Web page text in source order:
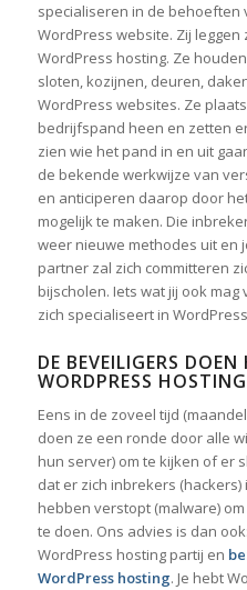
specialiseren in de behoeften
WordPress website. Zij leggen
WordPress hosting. Ze
sloten, kozijnen, deuren,
WordPress websites. Ze
bedrijfspand heen en zetten
zien wie het pand in en uit
de bekende werkwijze van
en anticiperen daarop door
mogelijk te maken. Die
weer nieuwe methodes uit en
partner zal zich committeren
bijscholen. Iets wat jij ook
zich specialiseert in
DE BEVEILIGERS
WORDPRESS HOSTING
Eens in de zoveel tijd
doen ze een ronde door alle
hun server) om te kijken of er
dat er zich inbrekers
hebben verstopt (malware)
te doen. Ons advies is dan
WordPress hosting partij en
WordPress hosting. Je hebt